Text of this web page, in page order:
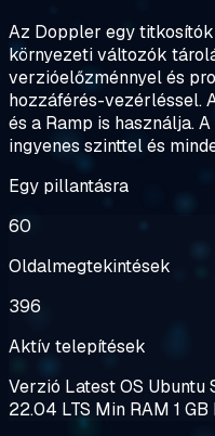
Az Doppler egy
környezeti változók
verzióelőzménnyel és
hozzáférés-vezérléssel.
és a Ramp is használja.
ingyenes szinttel és
Egy pillantásra
60
Oldalmegtekintések
396
Aktív telepítések
Verzió LatestOS Ubuntu
22.04 LTS Min RAM 1 GB